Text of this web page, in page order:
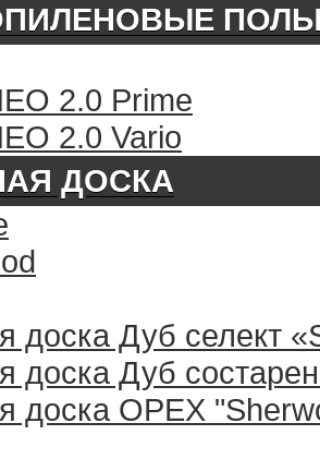
2.0 Prime
2.0 Vario
ДОСКА
доска Дуб селект
доска Дуб
доска ОРЕХ